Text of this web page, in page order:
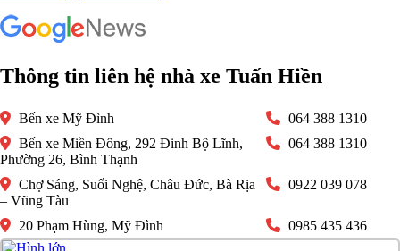
Thông tin liên hệ nhà xe Tuấn Hiền
Bến xe Mỹ Đình
064 388 1310
Bến xe Miền Đông, 292 Đinh Bộ Lĩnh,
Phường 26, Bình Thạnh
064 388 1310
Chợ Sáng, Suối Nghệ, Châu Đức, Bà Rịa
– Vũng Tàu
0922 039 078
20 Phạm Hùng, Mỹ Đình 0985 435 436